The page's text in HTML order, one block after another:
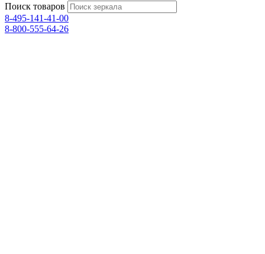
Поиск товаров
8-495-141-41-00
8-800-555-64-26